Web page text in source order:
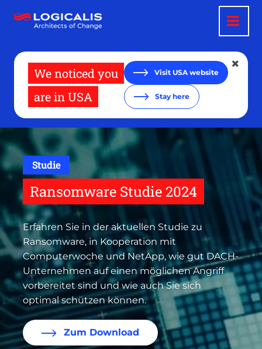
zum
Inhalt
We noticed you
are in USA
Visit USA website
Stay here
Studie
Ransomware Studie 2024
Erfahren Sie in der aktuellen Studie zu
Ransomware, in Kooperation mit
Computerwoche und NetApp, wie gut DACH-
Unternehmen auf einen möglichen Angriff
vorbereitet sind und wie auch Sie sich
optimal schützen können.
Zum Download